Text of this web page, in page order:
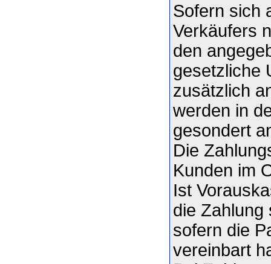
Sofern sich
Verkäufers
den
gesetzliche
zusätzlich
werden in
gesondert
Die
Kunden im
Ist
die Zahlung
sofern die
vereinbart